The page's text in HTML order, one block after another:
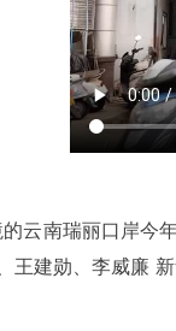
云南瑞丽口岸今
王建勋、李威廉